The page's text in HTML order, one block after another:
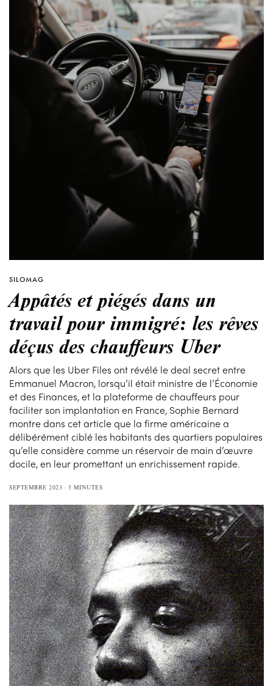
SILOMAG
Appâtés et piégés dans un
travail pour immigré: les rêves
déçus des chauffeurs Uber
Alors que les Uber Files ont révélé le deal secret entre
Emmanuel Macron, lorsqu’il était ministre de l’Économie
et des Finances, et la plateforme de chauffeurs pour
faciliter son implantation en France, Sophie Bernard
montre dans cet article que la firme américaine a
délibérément ciblé les habitants des quartiers populaires
qu’elle considère comme un réservoir de main d’œuvre
docile, en leur promettant un enrichissement rapide.
SEPTEMBRE 2023 5 MINUTES